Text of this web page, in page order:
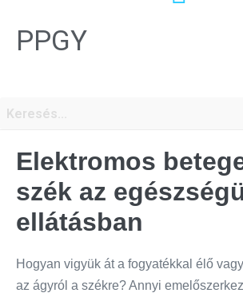
PPGY
Elektromos
szék az
ellátásban
Hogyan vigyük át a fogyatékkal élő
az ágyról a székre? Annyi